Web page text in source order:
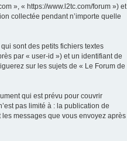
», « https://www.l2tc.com/forum ») et
collectée pendant n’importe quelle
sont des petits fichiers textes
par « user-id ») et un identifiant de
sur les sujets de « Le Forum de
qui est prévu pour couvrir
pas limité à : la publication de
messages que vous envoyez après